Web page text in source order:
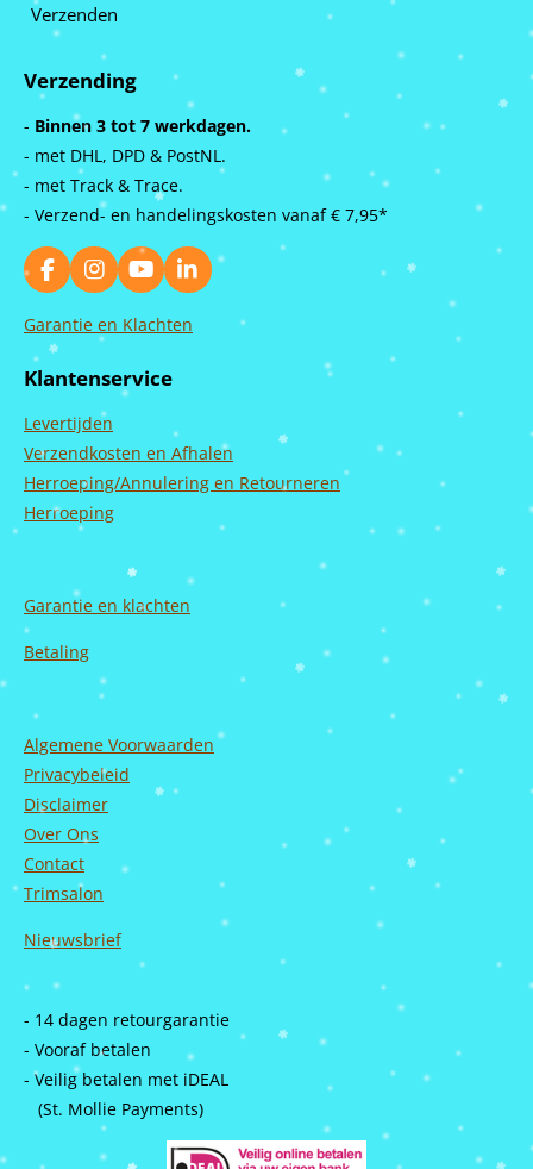
Verzenden
Verzending
- Binnen 3 tot 7 werkdagen.
- met DHL, DPD & PostNL.
- met Track & Trace.
- Verzend- en handelingskosten vanaf € 7,95*
F
a
c
e
o
k
I
n
s
g
a
m
Y
o
u
u
b
L
i
n
Garantie en Klachten
Klantenservice
Levertijden
Verzendkosten en Afhalen
Herroeping/Annulering en Retourneren
Herroeping
Garantie en klachten
Betaling
Algemene Voorwaarden
Privacybeleid
Disclaimer
Over Ons
Contact
Trimsalon
Nieuwsbrief
- 14 dagen retourgarantie
- Vooraf betalen
- Veilig betalen met iDEAL
(St. Mollie Payments)